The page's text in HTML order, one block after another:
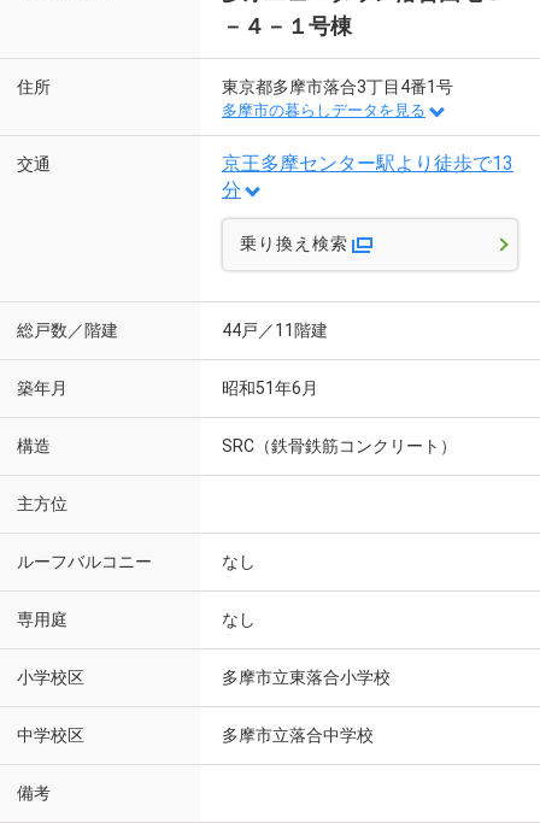
－４－１号棟
住所 東京都多摩市落合3丁目4番1号
多摩市の暮らしデータを見る
交通
京王多摩センター駅より徒歩で13
分
乗り換え検索
総戸数／階建 44戸／11階建
築年月 昭和51年6月
構造 SRC（鉄骨鉄筋コンクリート）
主方位
ルーフバルコニー なし
専用庭 なし
小学校区 多摩市立東落合小学校
中学校区 多摩市立落合中学校
備考